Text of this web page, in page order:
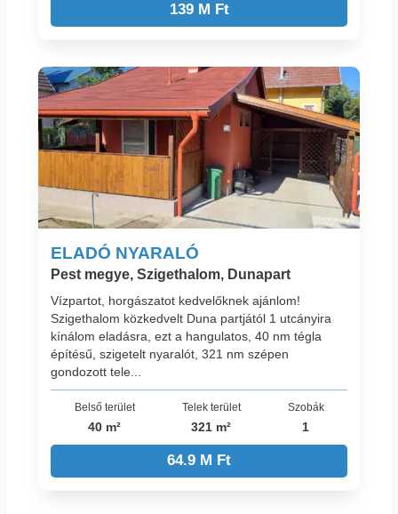
139 M Ft
ELADÓ NYARALÓ
Pest megye, Szigethalom, Dunapart
Vízpartot, horgászatot kedvelőknek ajánlom!
Szigethalom közkedvelt Duna partjától 1 utcányira
kínálom eladásra, ezt a hangulatos, 40 nm tégla
építésű, szigetelt nyaralót, 321 nm szépen
gondozott tele...
Belső terület
40 m²
Telek terület
321 m²
Szobák
1
64.9 M Ft